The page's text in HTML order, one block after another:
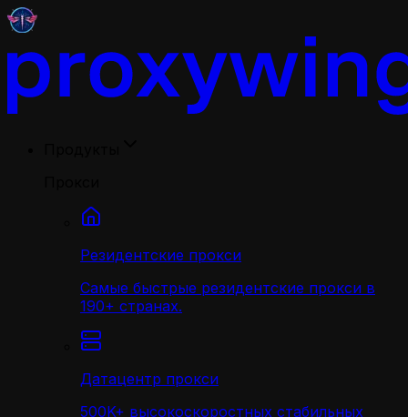
Резидентские прокси
Самые быстрые резидентские прокси в
190+ странах.
Датацентр прокси
500K+ высокоскоростных стабильных